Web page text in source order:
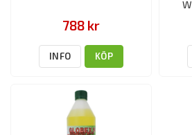
788 kr
INFO KÖP